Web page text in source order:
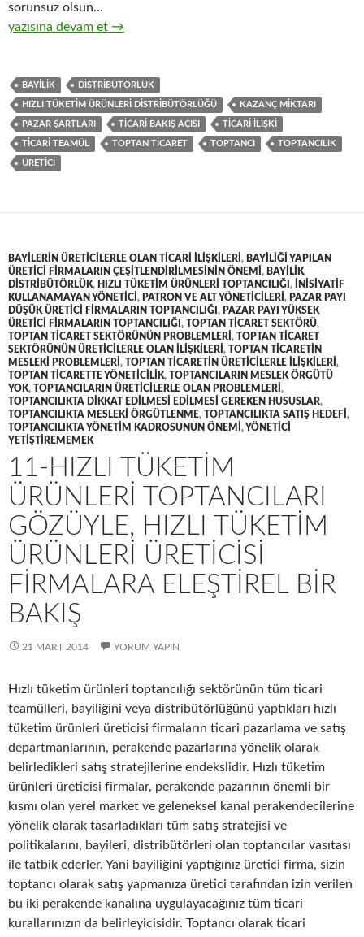
sorunsuz olsun…
12-Hızlı tüketim ürünleri toptancıları ile hızlı tüketim
yazısına devam et →
BAYILIK DISTRIBÜTÖRLÜK
HIZLI TÜKETIM ÜRÜNLERI DISTRIBÜTÖRLÜĞÜ KAZANÇ MIKTARI
PAZAR ŞARTLARI TICARI BAKIŞ AÇISI TICARI ILIŞKI
TICARI TEAMÜL TOPTAN TICARET TOPTANCI TOPTANCILIK
ÜRETICI
BAYILERIN ÜRETICILERLE OLAN TICARI ILIŞKILERI , BAYILIĞI YAPILAN
ÜRETICI FIRMALARIN ÇEŞITLENDIRILMESININ ÖNEMI , BAYILIK,
DISTRIBÜTÖRLÜK, HIZLI TÜKETIM ÜRÜNLERI TOPTANCILIĞI ,
INISIYATIF
KULLANAMAYAN YÖNETICI , PATRON VE ALT YÖNETICILERI , PAZAR PAYI
DÜŞÜK ÜRETICI FIRMALARIN TOPTANCILIĞI , PAZAR PAYI YÜKSEK
ÜRETICI FIRMALARIN TOPTANCILIĞI , TOPTAN TICARET SEKTÖRÜ,
TOPTAN TICARET SEKTÖRÜNÜN PROBLEMLERI , TOPTAN TICARET
SEKTÖRÜNÜN ÜRETICILERLE OLAN ILIŞKILERI , TOPTAN TICARETIN
MESLEKI PROBLEMLERI , TOPTAN TICARETIN ÜRETICILERLE ILIŞKILERI ,
TOPTAN TICARETTE YÖNETICILIK, TOPTANCILARIN MESLEK ÖRGÜTÜ
YOK, TOPTANCILARIN ÜRETICILERLE OLAN PROBLEMLERI ,
TOPTANCILIKTA DIKKAT EDILMESI EDILMESI GEREKEN HUSUSLAR,
TOPTANCILIKTA MESLEKI ÖRGÜTLENME, TOPTANCILIKTA SATIŞ HEDEFI ,
TOPTANCILIKTA YÖNETIM KADROSUNUN ÖNEMI ,YÖNETICI
YETIŞTIREMEMEK
11-HIZLI TÜKETIM
ÜRÜNLERI TOPTANCILARI
GÖZÜYLE, HIZLI TÜKETIM
ÜRÜNLERI ÜRETICISI
FIRMALARA ELEŞTIREL BIR
BAKIŞ
21 MART 2014 YORUM YAPIN
Hızlı tüketim ürünleri toptancılığı sektörünün tüm ticari
teamülleri, bayiliğini veya distribütörlüğünü yaptıkları hızlı
tüketim ürünleri üreticisi firmaların ticari pazarlama ve satış
departmanlarının, perakende pazarlarına yönelik olarak
belirledikleri satış stratejilerine endekslidir. Hızlı tüketim
ürünleri üreticisi firmalar, perakende pazarının önemli bir
kısmı olan yerel market ve geleneksel kanal perakendecilerine
yönelik olarak tasarladıkları tüm satış stratejisi ve
politikalarını, bayileri, distribütörleri olan toptancılar vasıtası
ile tatbik ederler. Yani bayiliğini yaptığınız üretici firma, sizin
toptancı olarak satış yapmanıza üretici tarafından izin verilen
bu iki perakende kanalına uygulayacağınız tüm ticari
kurallarınızın da belirleyicisidir. Toptancı olarak ticari